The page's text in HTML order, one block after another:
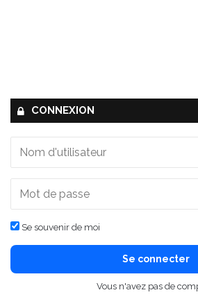
CONNEXION
Se souvenir de moi
Se connecter
Vous n'avez pas de